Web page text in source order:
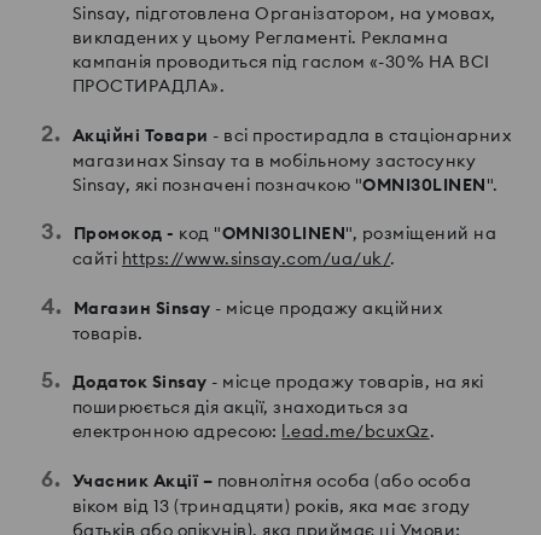
Sinsay, підготовлена Організатором, на умовах,
викладених у цьому Регламенті. Рекламна
кампанія проводиться під гаслом «-30% НА ВСІ
ПРОСТИРАДЛА».
Акційні Товари - всі простирадла в стаціонарних
магазинах Sinsay та в мобільному застосунку
Sinsay, які позначені позначкою "OMNI30LINEN".
Промокод - код "OMNI30LINEN", розміщений на
сайті https://www.sinsay.com/ua/uk/.
Магазин Sinsay - місце продажу акційних
товарів.
Додаток Sinsay - місце продажу товарів, на які
поширюється дія акції, знаходиться за
електронною адресою: l.ead.me/bcuxQz.
Учасник Акції – повнолітня особа (або особа
віком від 13 (тринадцяти) років, яка має згоду
батьків або опікунів), яка приймає ці Умови;